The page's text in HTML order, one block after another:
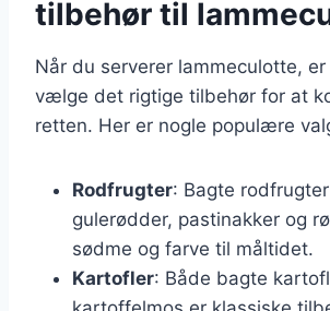
tilbehør til
Når du serverer lammeculotte,
vælge det rigtige tilbehør for at
retten. Her er nogle populære
Rodfrugter: Bagte
gulerødder, pastinakker og
sødme og farve til måltidet.
Kartofler: Både bagte